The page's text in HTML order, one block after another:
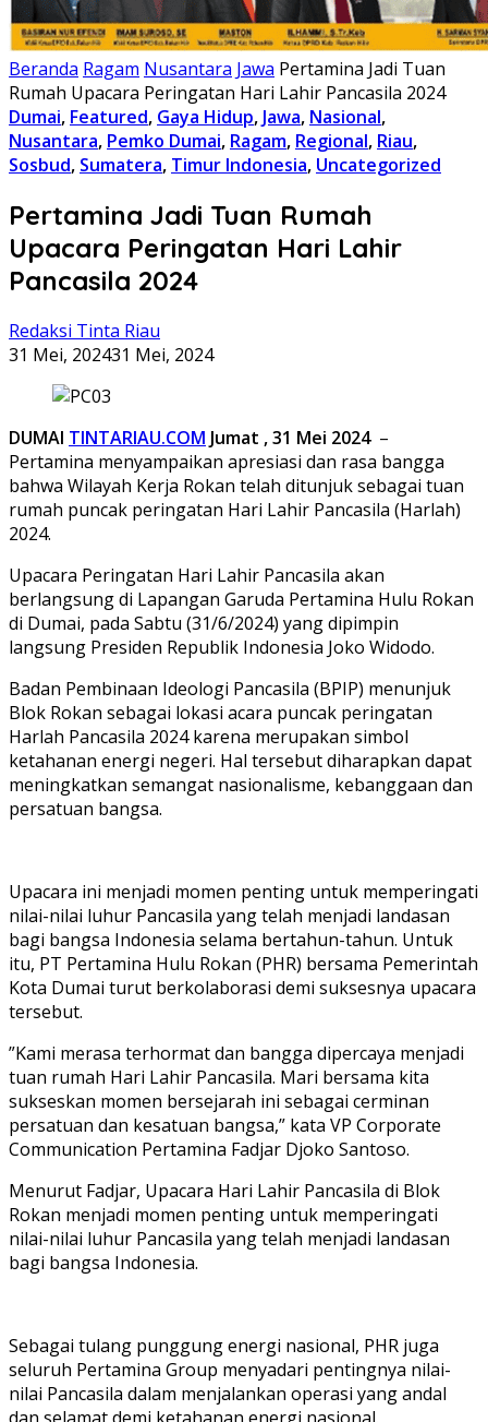
Beranda Ragam Nusantara Jawa Pertamina Jadi Tuan
Rumah Upacara Peringatan Hari Lahir Pancasila 2024
Dumai, Featured, Gaya Hidup, Jawa, Nasional,
Nusantara, Pemko Dumai, Ragam, Regional, Riau,
Sosbud, Sumatera, Timur Indonesia, Uncategorized
Pertamina Jadi Tuan Rumah
Upacara Peringatan Hari Lahir
Pancasila 2024
Redaksi Tinta Riau
31 Mei, 202431 Mei, 2024
DUMAI TINTARIAU.COM Jumat , 31 Mei 2024–
Pertamina menyampaikan apresiasi dan rasa bangga
bahwa Wilayah Kerja Rokan telah ditunjuk sebagai tuan
rumah puncak peringatan Hari Lahir Pancasila (Harlah)
2024.
Upacara Peringatan Hari Lahir Pancasila akan
berlangsung di Lapangan Garuda Pertamina Hulu Rokan
di Dumai, pada Sabtu (31/6/2024) yang dipimpin
langsung Presiden Republik Indonesia Joko Widodo.
Badan Pembinaan Ideologi Pancasila (BPIP) menunjuk
Blok Rokan sebagai lokasi acara puncak peringatan
Harlah Pancasila 2024 karena merupakan simbol
ketahanan energi negeri. Hal tersebut diharapkan dapat
meningkatkan semangat nasionalisme, kebanggaan dan
persatuan bangsa.
Upacara ini menjadi momen penting untuk memperingati
nilai-nilai luhur Pancasila yang telah menjadi landasan
bagi bangsa Indonesia selama bertahun-tahun. Untuk
itu, PT Pertamina Hulu Rokan (PHR) bersama Pemerintah
Kota Dumai turut berkolaborasi demi suksesnya upacara
tersebut.
”Kami merasa terhormat dan bangga dipercaya menjadi
tuan rumah Hari Lahir Pancasila. Mari bersama kita
sukseskan momen bersejarah ini sebagai cerminan
persatuan dan kesatuan bangsa,” kata VP Corporate
Communication Pertamina Fadjar Djoko Santoso.
Menurut Fadjar, Upacara Hari Lahir Pancasila di Blok
Rokan menjadi momen penting untuk memperingati
nilai-nilai luhur Pancasila yang telah menjadi landasan
bagi bangsa Indonesia.
Sebagai tulang punggung energi nasional, PHR juga
seluruh Pertamina Group menyadari pentingnya nilai-
nilai Pancasila dalam menjalankan operasi yang andal